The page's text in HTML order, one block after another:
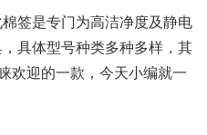
签是专门为高洁净度及静电
具体型号种类多种多样，其
欢迎的一款，今天小编就一